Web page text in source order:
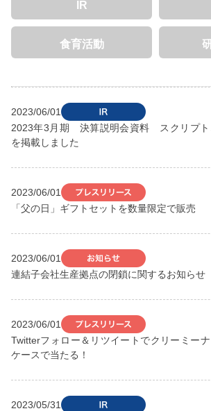
IR
食育活動
2023/06/01
2023年3月期 決算説明会資料 スクリプト
を掲載しました
2023/06/01
「父の日」ギフトセットを数量限定で販売
2023/06/01
連結子会社生産拠点の閉鎖に関するお知らせ
2023/06/01
Twitterフォロー＆リツイートでクリーミー
ケースで当たる！
2023/05/31